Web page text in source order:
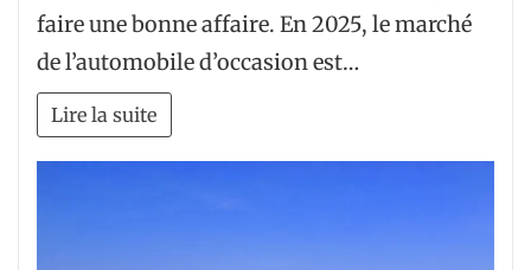
faire une bonne affaire. En 2025, le marché
de l’automobile d’occasion est…
Lire la suite